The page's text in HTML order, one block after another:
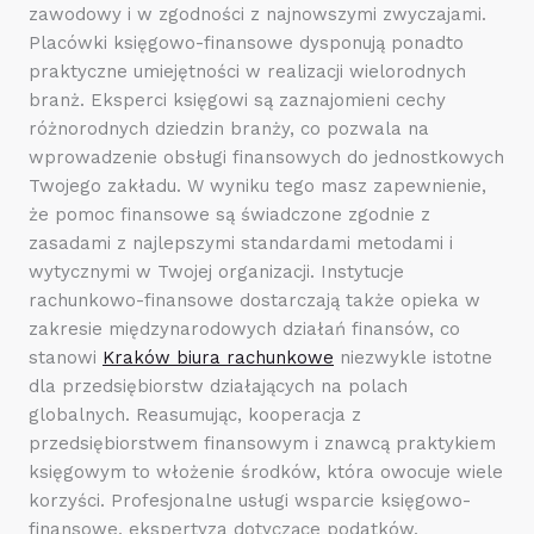
zawodowy i w zgodności z najnowszymi zwyczajami.
Placówki księgowo-finansowe dysponują ponadto
praktyczne umiejętności w realizacji wielorodnych
branż. Eksperci księgowi są zaznajomieni cechy
różnorodnych dziedzin branży, co pozwala na
wprowadzenie obsługi finansowych do jednostkowych
Twojego zakładu. W wyniku tego masz zapewnienie,
że pomoc finansowe są świadczone zgodnie z
zasadami z najlepszymi standardami metodami i
wytycznymi w Twojej organizacji. Instytucje
rachunkowo-finansowe dostarczają także opieka w
zakresie międzynarodowych działań finansów, co
stanowi Kraków biura rachunkowe niezwykle istotne
dla przedsiębiorstw działających na polach
globalnych. Reasumując, kooperacja z
przedsiębiorstwem finansowym i znawcą praktykiem
księgowym to włożenie środków, która owocuje wiele
korzyści. Profesjonalne usługi wsparcie księgowo-
finansowe, ekspertyza dotyczące podatków,